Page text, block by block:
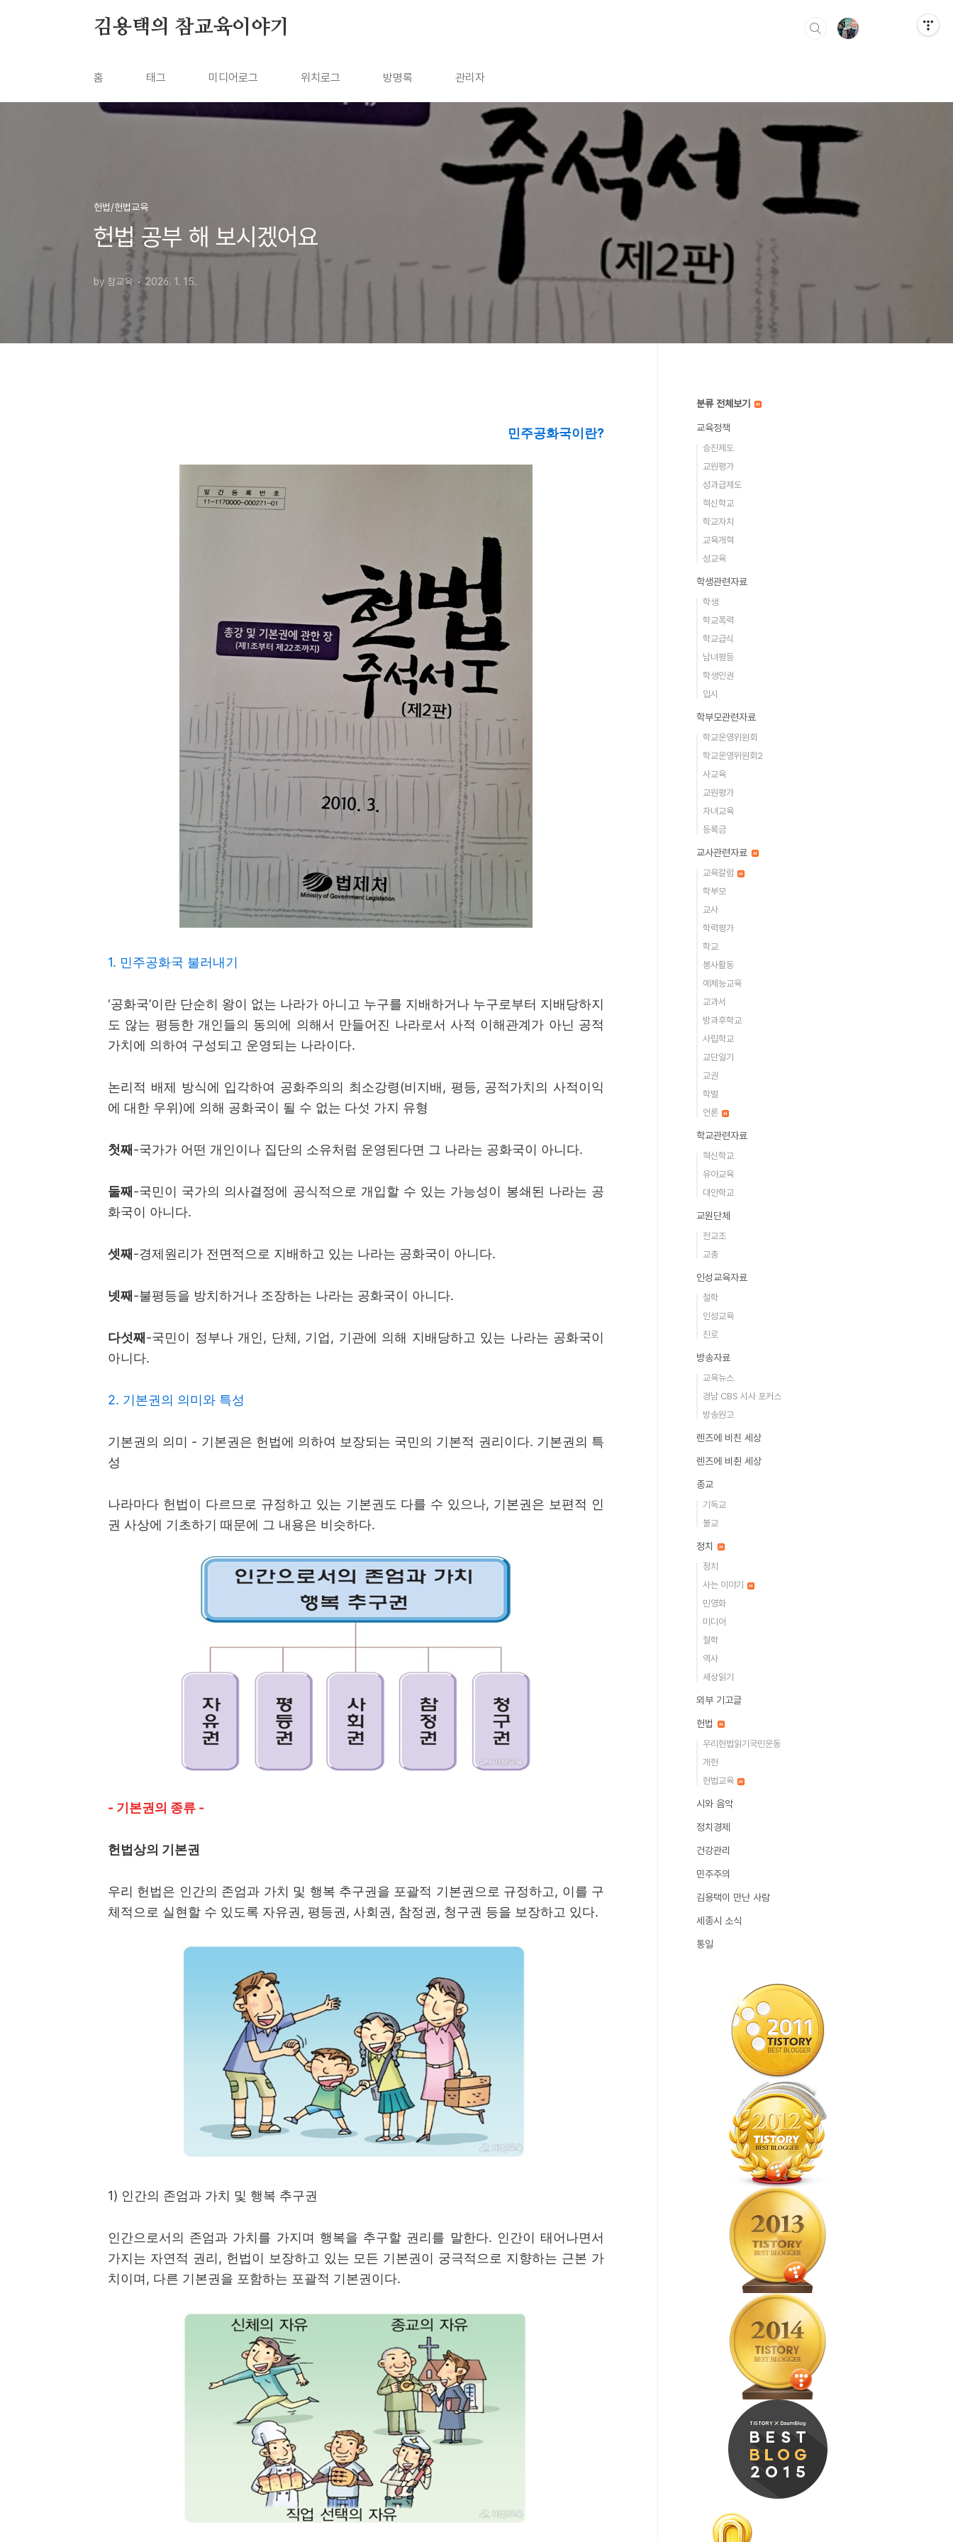
김용택의 참교육이야기
홈 태그 미디어로그 위치로그 방명록 관리자
헌법/헌법교육
헌법 공부 해 보시겠어요
by 참교육 2026. 1. 15.
민주공화국이란?
1. 민주공화국 불러내기
‘공화국’이란 단순히 왕이 없는 나라가 아니고 누구를 지배하거나 누구로부터 지배당하지
도 않는 평등한 개인들의 동의에 의해서 만들어진 나라로서 사적 이해관계가 아닌 공적
가치에 의하여 구성되고 운영되는 나라이다.
논리적 배제 방식에 입각하여 공화주의의 최소강령(비지배, 평등, 공적가치의 사적이익
에 대한 우위)에 의해 공화국이 될 수 없는 다섯 가지 유형
첫째 -국가가 어떤 개인이나 집단의 소유처럼 운영된다면 그 나라는 공화국이 아니다.
둘째 -국민이 국가의 의사결정에 공식적으로 개입할 수 있는 가능성이 봉쇄된 나라는 공
화국이 아니다.
셋째 -경제원리가 전면적으로 지배하고 있는 나라는 공화국이 아니다.
넷째 -불평등을 방치하거나 조장하는 나라는 공화국이 아니다.
다섯째 -국민이 정부나 개인 , 단체, 기업 , 기관에 의해 지배당하고 있는 나라는 공화국이
아니다.
2. 기본권의 의미와 특성
기본권의 의미 - 기본권은 헌법에 의하여 보장되는 국민의 기본적 권리이다. 기본권의 특
성
나라마다 헌법이 다르므로 규정하고 있는 기본권도 다를 수 있으나, 기본권은 보편적 인
권 사상에 기초하기 때문에 그 내용은 비슷하다.
- 기본권의 종류 -
헌법상의 기본권
우리 헌법은 인간의 존엄과 가치 및 행복 추구권을 포괄적 기본권으로 규정하고 , 이를 구
체적으로 실현할 수 있도록 자유권 , 평등권 , 사회권 , 참정권 , 청구권 등을 보장하고 있다.
1) 인간의 존엄과 가치 및 행복 추구권
인간으로서의 존엄과 가치를 가지며 행복을 추구할 권리를 말한다. 인간이 태어나면서
가지는 자연적 권리 , 헌법이 보장하고 있는 모든 기본권이 궁극적으로 지향하는 근본 가
치이며 , 다른 기본권을 포함하는 포괄적 기본권이다.
분류 전체보기
교육정책
승진제도
교원평가
성과급제도
혁신학교
학교자치
교육개혁
성교육
학생관련자료
학생
학교폭력
학교급식
남녀평등
학생인권
입시
학부모관련자료
학교운영위원회
학교운영위원회2
사교육
교원평가
자녀교육
등록금
교사관련자료
교육칼럼
학부모
교사
학력평가
학교
봉사활동
예체능교육
교과서
방과후학교
사립학교
교단일기
교권
학벌
언론
학교관련자료
혁신학교
유아교육
대안학교
교원단체
전교조
교총
인성교육자료
철학
인성교육
진로
방송자료
교육뉴스
경남 CBS 시사 포커스
방송원고
렌즈에 비친 세상
렌즈에 비췬 세상
종교
기독교
불교
정치
정치
사는 이야기
민영화
미디어
철학
역사
세상읽기
외부 기고글
헌법
우리헌법읽기국민운동
개헌
헌법교육
시와 음악
정치경제
건강관리
민주주의
김용택이 만난 사람
세종시 소식
통일